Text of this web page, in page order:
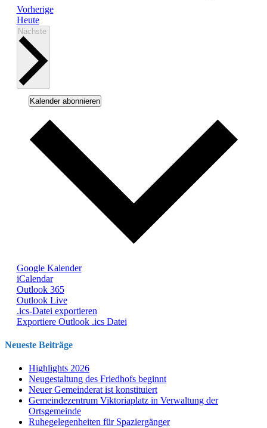
VorherigeVeranstaltungen
Heute
Nächste
Kalender abonnieren
Google Kalender
iCalendar
Outlook 365
Outlook Live
.ics-Datei exportieren
Exportiere Outlook .ics Datei
Neueste Beiträge
Highlights 2026
Neugestaltung des Friedhofs beginnt
Neuer Gemeinderat ist konstituiert
Gemeindezentrum Viktoriaplatz in Verwaltung der
Ortsgemeinde
Ruhegelegenheiten für Spaziergänger